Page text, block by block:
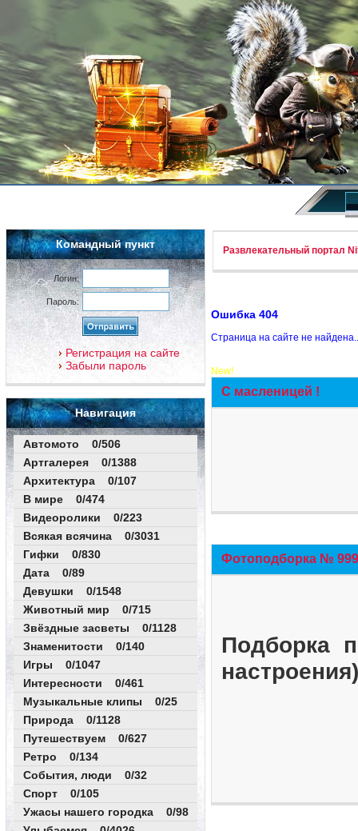
Командный пункт
Логин:
Пароль:
Регистрация на сайте
Забыли пароль
Навигация
Автомото 0/506
Артгалерея 0/1388
Архитектура 0/107
В мире 0/474
Видеоролики 0/223
Всякая всячина 0/3031
Гифки 0/830
Дата 0/89
Девушки 0/1548
Животный мир 0/715
Звёздные засветы 0/1128
Знаменитости 0/140
Игры 0/1047
Интересности 0/461
Музыкальные клипы 0/25
Природа 0/1128
Путешествуем 0/627
Ретро 0/134
События, люди 0/32
Спорт 0/105
Ужасы нашего городка 0/98
Развлекательный портал
Ошибка 404
Страница на сайте не
New!
С масленицей !
Фотоподборка №
Подборка